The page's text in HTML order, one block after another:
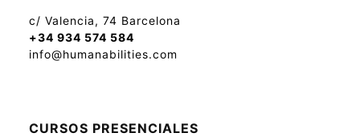
c/ Valencia, 74 Barcelona
+34 934 574 584
info@humanabilities.com
CURSOS PRESENCIALES